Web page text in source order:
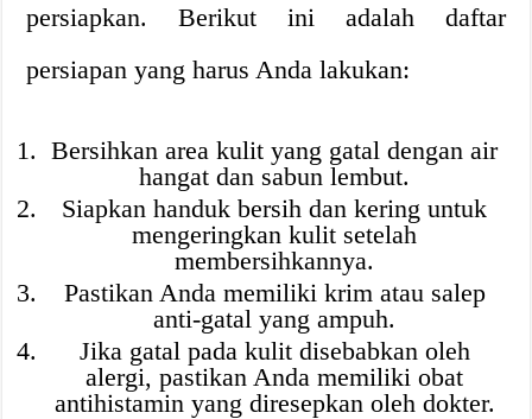
persiapkan. Berikut ini adalah daftar
persiapan yang harus Anda lakukan:
Bersihkan area kulit yang gatal dengan air
hangat dan sabun lembut.
Siapkan handuk bersih dan kering untuk
mengeringkan kulit setelah
membersihkannya.
Pastikan Anda memiliki krim atau salep
anti-gatal yang ampuh.
Jika gatal pada kulit disebabkan oleh
alergi, pastikan Anda memiliki obat
antihistamin yang diresepkan oleh dokter.